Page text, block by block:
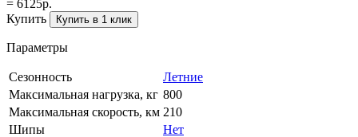
= 6125р.
Купить
Купить в 1 клик
Параметры
Сезонность
Летние
Максимальная нагрузка, кг 800
Максимальная скорость, км 210
Шипы
Нет